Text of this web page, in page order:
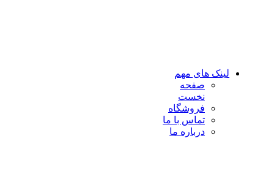
لینک های مهم
صفحه
نخست
فروشگاه
تماس با ما
درباره ما